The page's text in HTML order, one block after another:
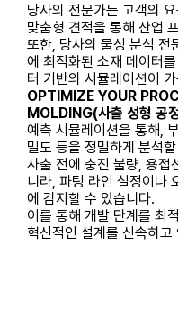
당사의 전문가는 고객의
맞춤형 견적을 통해 산업
또한, 당사의 물성 분석 전
에 최적화된 소재 데이터
터 기반의 시뮬레이션이
OPTIMIZE YOUR
MOLDING(사출 성형 공
예측 시뮬레이션을 통해,
밀도 등을 정밀하게 분석
사출 전에 충진 불량, 용접
니라, 파팅 라인 설정이나
에 감지할 수 있습니다.
이를 통해 개발 단계를 최
혁신적인 설계를 신속하